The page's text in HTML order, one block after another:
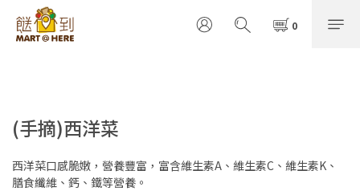
(手摘)西洋菜
西洋菜口感脆嫩，營養豐富，富含維生素A、維生素C、維生素K、
膳食纖維、鈣、鐵等營養。